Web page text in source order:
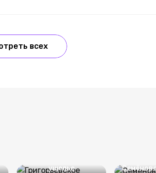
всех
ущелье